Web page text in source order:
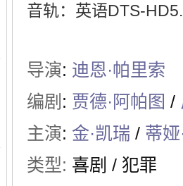
音轨：英语DTS-
导演: 迪恩·帕里索
编剧 : 贾德·阿帕图 /
主演: 金·凯瑞 / 蒂
类型: 喜剧 / 犯罪